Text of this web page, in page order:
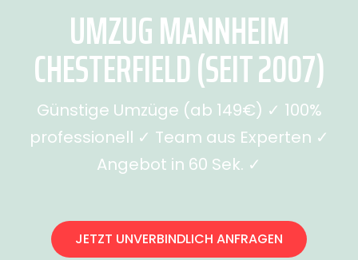
UMZUG MANNHEIM
CHESTERFIELD (SEIT 2007)
Günstige Umzüge (ab 149€) ✓ 100%
professionell ✓ Team aus Experten ✓
Angebot in 60 Sek. ✓
JETZT UNVERBINDLICH ANFRAGEN